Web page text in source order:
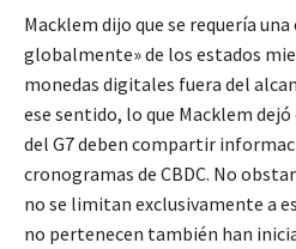
Macklem dijo que se requería
globalmente» de los estados
monedas digitales fuera del
ese sentido, lo que Macklem
del G7 deben compartir
cronogramas de CBDC. No
no se limitan exclusivamente a
no pertenecen también han